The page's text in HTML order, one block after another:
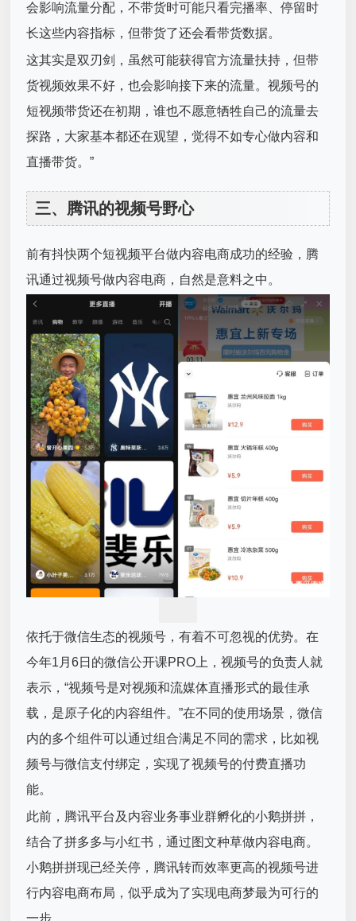
会影响流量分配，不带货时可能只看完播率、停留时
长这些内容指标，但带货了还会看带货数据。
这其实是双刃剑，虽然可能获得官方流量扶持，但带
货视频效果不好，也会影响接下来的流量。视频号的
短视频带货还在初期，谁也不愿意牺牲自己的流量去
探路，大家基本都还在观望，觉得不如专心做内容和
直播带货。”
三、腾讯的视频号野心
前有抖快两个短视频平台做内容电商成功的经验，腾
讯通过视频号做内容电商，自然是意料之中。
依托于微信生态的视频号，有着不可忽视的优势。在
今年1月6日的微信公开课PRO上，视频号的负责人就
表示，“视频号是对视频和流媒体直播形式的最佳承
载，是原子化的内容组件。”在不同的使用场景，微信
内的多个组件可以通过组合满足不同的需求，比如视
频号与微信支付绑定，实现了视频号的付费直播功
能。
此前，腾讯平台及内容业务事业群孵化的小鹅拼拼，
结合了拼多多与小红书，通过图文种草做内容电商。
小鹅拼拼现已经关停，腾讯转而效率更高的视频号进
行内容电商布局，似乎成为了实现电商梦最为可行的